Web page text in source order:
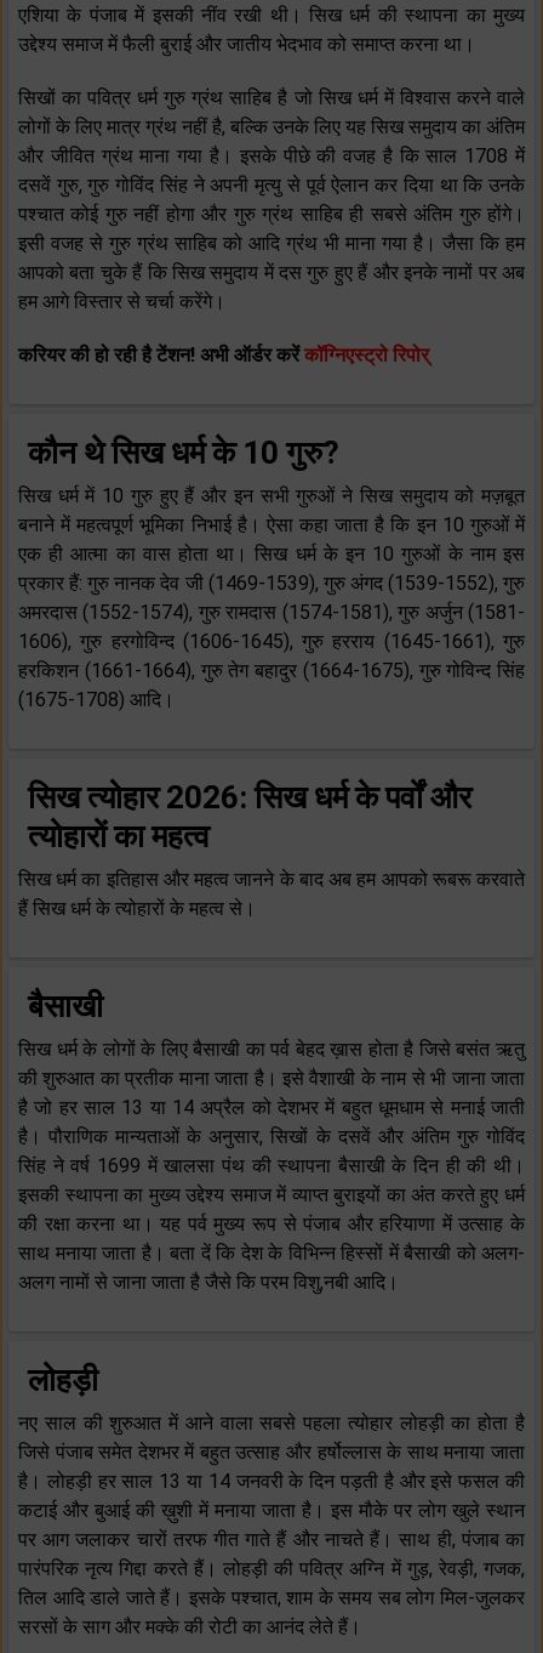
एशिया के पंजाब में इसकी नींव रखी थी। सिख धर्म की स्थापना का मुख्य
उद्देश्य समाज में फैली बुराई और जातीय भेदभाव को समाप्त करना था।
सिखों का पवित्र धर्म गुरु ग्रंथ साहिब है जो सिख धर्म में विश्वास करने वाले
लोगों के लिए मात्र ग्रंथ नहीं है, बल्कि उनके लिए यह सिख समुदाय का अंतिम
और जीवित ग्रंथ माना गया है। इसके पीछे की वजह है कि साल 1708 में
दसवें गुरु, गुरु गोविंद सिंह ने अपनी मृत्यु से पूर्व ऐलान कर दिया था कि उनके
पश्चात कोई गुरु नहीं होगा और गुरु ग्रंथ साहिब ही सबसे अंतिम गुरु होंगे।
इसी वजह से गुरु ग्रंथ साहिब को आदि ग्रंथ भी माना गया है। जैसा कि हम
आपको बता चुके हैं कि सिख समुदाय में दस गुरु हुए हैं और इनके नामों पर अब
हम आगे विस्तार से चर्चा करेंगे।
करियर की हो रही है टेंशन! अभी ऑर्डर करेंकॉग्निएस्ट्रो रिपोर्
कौन थे सिख धर्म के 10 गुरु?
सिख धर्म में 10 गुरु हुए हैं और इन सभी गुरुओं ने सिख समुदाय को मज़बूत
बनाने में महत्वपूर्ण भूमिका निभाई है। ऐसा कहा जाता है कि इन 10 गुरुओं में
एक ही आत्मा का वास होता था। सिख धर्म के इन 10 गुरुओं के नाम इस
प्रकार हैं: गुरु नानक देव जी (1469-1539), गुरु अंगद (1539-1552), गुरु
अमरदास (1552-1574), गुरु रामदास (1574-1581), गुरु अर्जुन (1581-
1606), गुरु हरगोविन्द (1606-1645), गुरु हरराय (1645-1661), गुरु
हरकिशन (1661-1664), गुरु तेग बहादुर (1664-1675), गुरु गोविन्द सिंह
(1675-1708) आदि।
सिख त्योहार 2026: सिख धर्म के पर्वों और
त्योहारों का महत्व
सिख धर्म का इतिहास और महत्व जानने के बाद अब हम आपको रूबरू करवाते
हैं सिख धर्म के त्योहारों के महत्व से।
बैसाखी
सिख धर्म के लोगों के लिए बैसाखी का पर्व बेहद ख़ास होता है जिसे बसंत ऋतु
की शुरुआत का प्रतीक माना जाता है। इसे वैशाखी के नाम से भी जाना जाता
है जो हर साल 13 या 14 अप्रैल को देशभर में बहुत धूमधाम से मनाई जाती
है। पौराणिक मान्यताओं के अनुसार, सिखों के दसवें और अंतिम गुरु गोविंद
सिंह ने वर्ष 1699 में खालसा पंथ की स्थापना बैसाखी के दिन ही की थी।
इसकी स्थापना का मुख्य उद्देश्य समाज में व्याप्त बुराइयों का अंत करते हुए धर्म
की रक्षा करना था। यह पर्व मुख्य रूप से पंजाब और हरियाणा में उत्साह के
साथ मनाया जाता है। बता दें कि देश के विभिन्न हिस्सों में बैसाखी को अलग-
अलग नामों से जाना जाता है जैसे कि परम विशु,नबी आदि।
लोहड़ी
नए साल की शुरुआत में आने वाला सबसे पहला त्योहार लोहड़ी का होता है
जिसे पंजाब समेत देशभर में बहुत उत्साह और हर्षोल्लास के साथ मनाया जाता
है। लोहड़ी हर साल 13 या 14 जनवरी के दिन पड़ती है और इसे फसल की
कटाई और बुआई की ख़ुशी में मनाया जाता है। इस मौके पर लोग खुले स्थान
पर आग जलाकर चारों तरफ गीत गाते हैं और नाचते हैं। साथ ही, पंजाब का
पारंपरिक नृत्य गिद्दा करते हैं। लोहड़ी की पवित्र अग्नि में गुड़, रेवड़ी, गजक,
तिल आदि डाले जाते हैं। इसके पश्चात, शाम के समय सब लोग मिल-जुलकर
सरसों के साग और मक्के की रोटी का आनंद लेते हैं।